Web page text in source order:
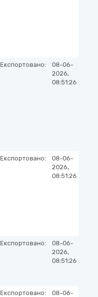
Експортовано:
08-06-
2026,
08:51:26
Експортовано:
08-06-
2026,
08:51:26
Експортовано:
08-06-
2026,
08:51:26
Експортовано:
08-06-